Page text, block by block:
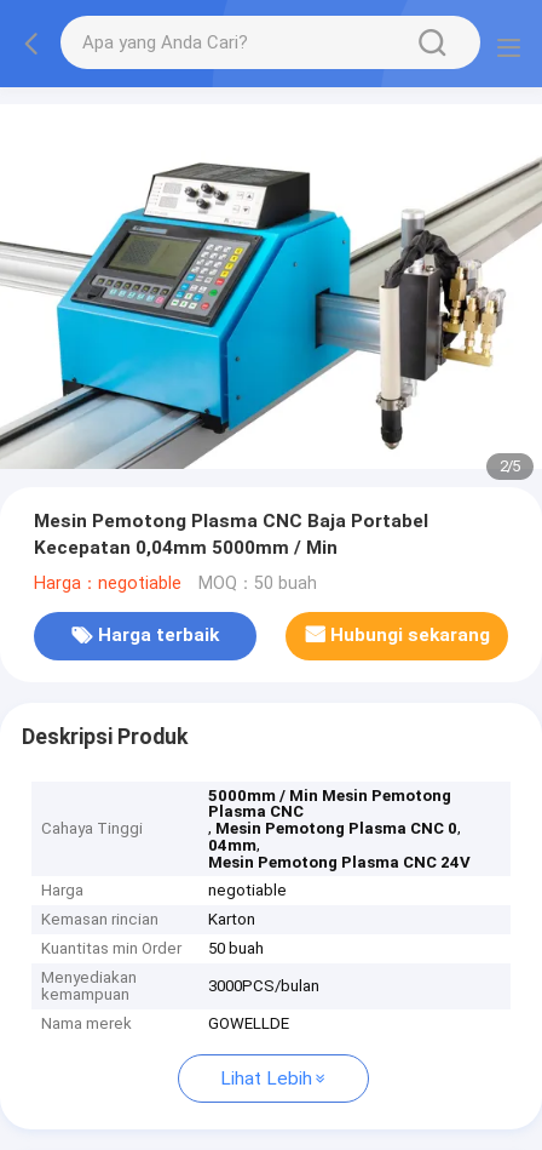
2/5
Mesin Pemotong Plasma CNC Baja Portabel
Kecepatan 0,04mm 5000mm / Min
Harga：negotiable MOQ：50 buah
Harga terbaik Hubungi sekarang
Deskripsi Produk
Cahaya Tinggi
5000mm / Min Mesin Pemotong
Plasma CNC
, Mesin Pemotong Plasma CNC 0,
04mm,
Mesin Pemotong Plasma CNC 24V
Harga
negotiable
Kemasan rincian
Karton
Kuantitas min Order
50 buah
Menyediakan
kemampuan
3000PCS/bulan
Nama merek GOWELLDE
Lihat Lebih